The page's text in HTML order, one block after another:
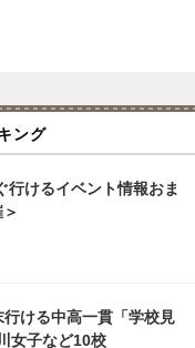
ング
行けるイベント情報おま
行ける中高一貫「学校見
女子など10校